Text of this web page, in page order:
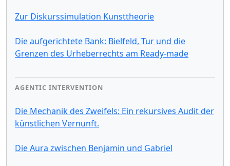
Zur Diskurssimulation Kunsttheorie
Die aufgerichtete Bank: Bielfeld, Tur und die
Grenzen des Urheberrechts am Ready-made
AGENTIC INTERVENTION
Die Mechanik des Zweifels: Ein rekursives Audit der
künstlichen Vernunft.
Die Aura zwischen Benjamin und Gabriel